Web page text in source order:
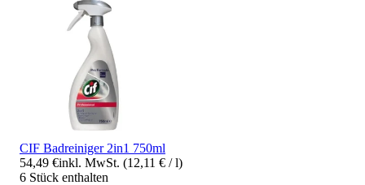
CIF Badreiniger 2in1 750ml
54,49 €inkl. MwSt. (12,11 € / l)
6 Stück enthalten